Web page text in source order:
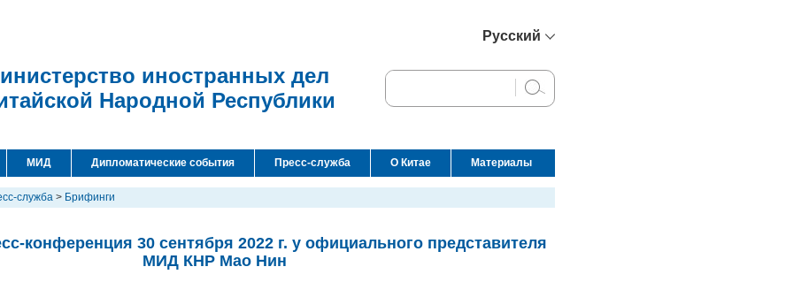
Русский
English
Español
عربي
иностранных дел
Народной Республики
МИД Дипломатические события Пресс-служба О Китае Материалы
служба > Брифинги
конференция 30 сентября 2022 г. у официального представителя
МИД КНР Мао Нин